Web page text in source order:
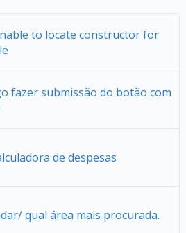
to locate constructor for
fazer submissão do botão com
de despesas
qual área mais procurada.